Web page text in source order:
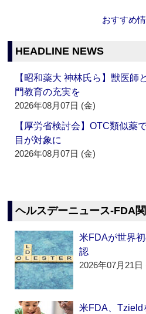
おすすめ
HEADLINE NEWS
【昭和薬大 神林氏ら】獣医師
門教育の充実を
2026年08月07日 (金)
【厚労省検討会】OTC類似薬
目が対象に
2026年08月07日 (金)
ヘルスデーニュース‐FDA
米FDAが世界
認
2026年07月21日
米FDA、Tzield